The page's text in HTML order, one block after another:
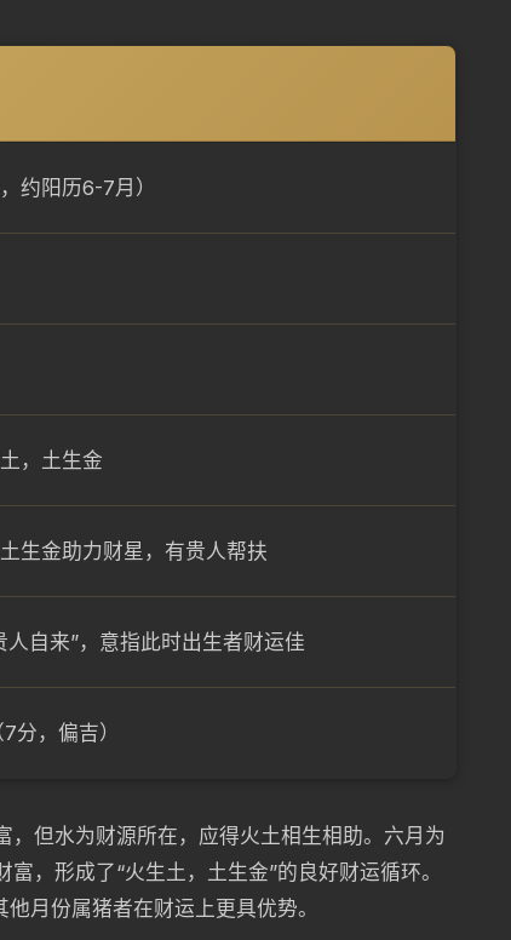
约阳历6-7月）
，土生金
生金助力财星，有贵人帮扶
人自来”，意指此时出生者财运佳
7分，偏吉）
但水为财源所在，应得火土相生相助。六月为
，形成了“火生土，土生金”的良好财运循环。
月份属猪者在财运上更具优势。